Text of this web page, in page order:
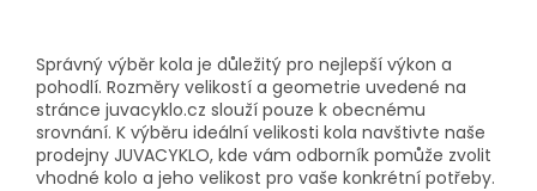
Správný výběr kola je důležitý pro nejlepší výkon a
pohodlí. Rozměry velikostí a geometrie uvedené na
stránce juvacyklo.cz slouží pouze k obecnému
srovnání. K výběru ideální velikosti kola navštivte naše
prodejny JUVACYKLO, kde vám odborník pomůže zvolit
vhodné kolo a jeho velikost pro vaše konkrétní potřeby.